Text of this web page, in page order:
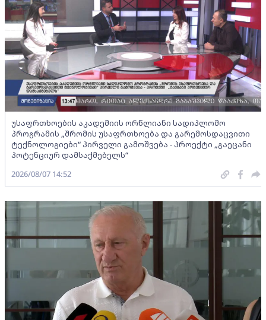
უსაფრთხოების აკადემიის ორწლიანი სადიპლომო
პროგრამის „შრომის უსაფრთხოება და გარემოსდაცვითი
ტექნოლოგიები“ პირველი გამოშვება - პროექტი „გაეცანი
პოტენციურ დამსაქმებელს“
2026/08/07 14:52